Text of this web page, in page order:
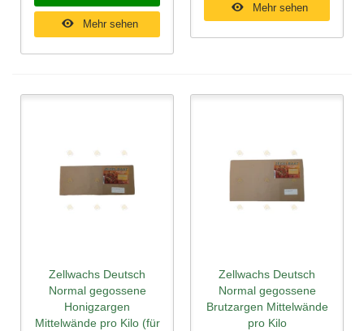
Mehr sehen
Mehr sehen
Zellwachs Deutsch
Normal gegossene
Honigzargen
Mittelwände pro Kilo (für
Zellwachs Deutsch
Normal gegossene
Brutzargen Mittelwände
pro Kilo